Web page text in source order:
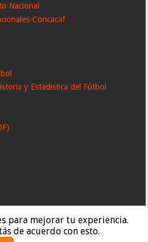
para mejorar tu experiencia.
de acuerdo con esto.
Nacional
Concacaf
y Estadistica del Fútbol